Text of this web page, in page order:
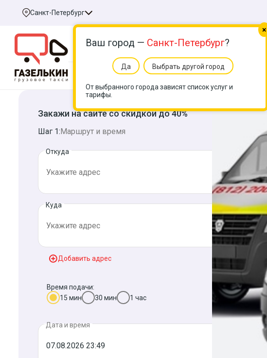
×
Ваш город — Санкт-Петербург?
Да Выбрать другой город
От выбранного города зависят список услуг и
тарифы.
Санкт-Петербург
Услуги
Цены
Закажи на сайте со скидкой до 40%
Шаг 1:Маршрут и время
Откуда
Куда
Добавить адрес
Время подачи:
15 мин
30 мин 1 час
Дата и время